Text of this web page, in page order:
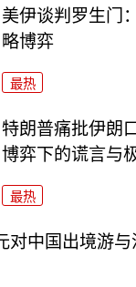
美伊谈判罗生门
略博弈
最热
特朗普痛批伊朗
博弈下的谎言与
最热
对中国出境游